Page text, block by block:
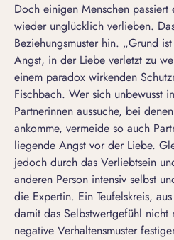
Doch einigen Menschen passiert
wieder unglücklich verlieben.
Beziehungsmuster hin. „Grund
Angst, in der Liebe verletzt zu
einem paradox wirkenden
Fischbach. Wer sich unbewusst
Partnerinnen aussuche, bei
ankomme, vermeide so auch
liegende Angst vor der Liebe.
jedoch durch das Verliebtsein
anderen Person intensiv selbst
die Expertin. Ein Teufelskreis,
damit das Selbstwertgefühl
negative Verhaltensmuster